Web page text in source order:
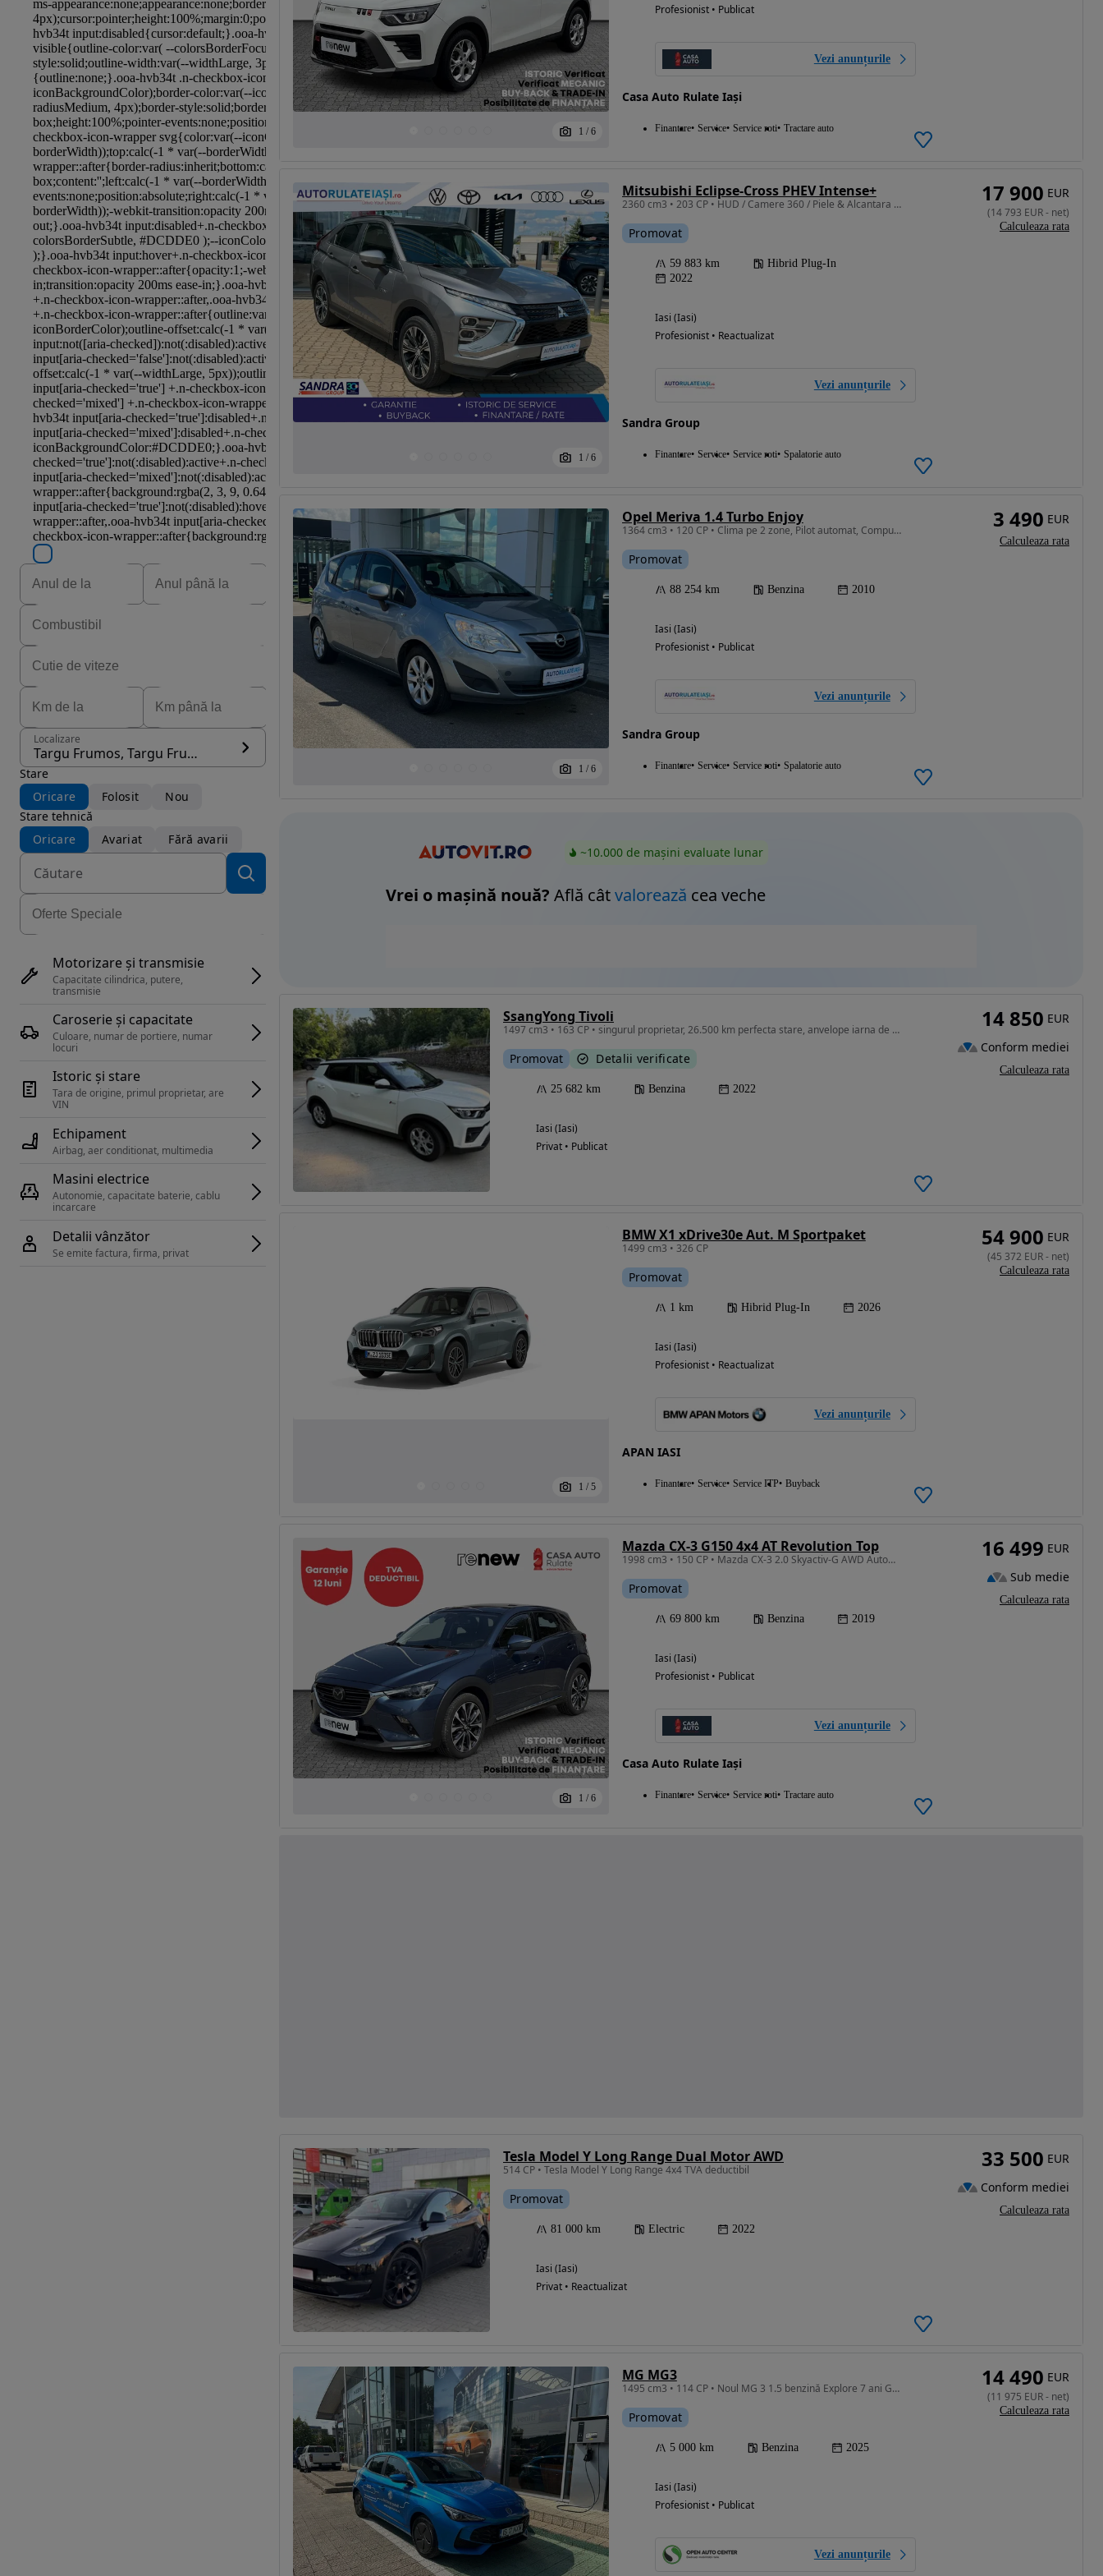
finantare
Localizare
Targu Frumos, Targu Frumos
Stare
Oricare
Folosit
Nou
Stare tehnică
Oricare
Avariat Fără avarii
Motorizare și transmisie
Capacitate cilindrica, putere,
transmisie
Caroserie și capacitate
Culoare, numar de portiere, numar
locuri
Istoric și stare
Tara de origine, primul proprietar, are
Echipament
Airbag, aer conditionat, multimedia
Masini electrice
Autonomie, capacitate baterie, cablu
Detalii vânzător
Se emite factura, firma, privat
1 / 6
Profesionist • Publicat
Vezi anunțurile
Casa Auto Rulate Iași
Finantare Service Service roti Tractare auto
1 / 6
Mitsubishi Eclipse-Cross PHEV Intense+
2360 cm3 • 203 CP • HUD / Camere 360 / Piele & Alcantara / LED / Priza 220V
Promovat
59 883 km
Hibrid Plug-In
2022
Iasi (Iasi)
Profesionist • Reactualizat
Vezi anunțurile
Sandra Group
Finantare Service Service roti Spalatorie auto
17 900 EUR
(14 793 EUR- net)
Calculeaza rata
1 / 6
Opel Meriva 1.4 Turbo Enjoy
1364 cm3 • 120 CP • Clima pe 2 zone, Pilot automat, Computer bord, Volan piele
Promovat
88 254 km Benzina 2010
Iasi (Iasi)
Profesionist • Publicat
Vezi anunțurile
Sandra Group
Finantare Service Service roti Spalatorie auto
3 490 EUR
Calculeaza rata
~10.000 de mașini evaluate lunar
Vrei o mașină nouă? Află câtvalorează cea veche
SsangYong Tivoli
1497 cm3 • 163 CP • singurul proprietar, 26.500 km perfecta stare, anvelope iarna de schim
Promovat Detalii verificate
25 682 km Benzina 2022
Iasi (Iasi)
Privat • Publicat
14 850 EUR
Conform mediei
Calculeaza rata
1 / 5
BMW X1 xDrive30e Aut. M Sportpaket
1499 cm3 • 326 CP
Promovat
1 km Hibrid Plug-In 2026
Iasi (Iasi)
Profesionist • Reactualizat
Vezi anunțurile
APAN IASI
Finantare Service Service ITP Buyback
54 900 EUR
(45 372 EUR- net)
Calculeaza rata
1 / 6
Mazda CX-3 G150 4x4 AT Revolution Top
1998 cm3 • 150 CP • Mazda CX-3 2.0 Skyactiv-G AWD Automată – 150 CP
Promovat
69 800 km Benzina 2019
Iasi (Iasi)
Profesionist • Publicat
Vezi anunțurile
Casa Auto Rulate Iași
Finantare Service Service roti Tractare auto
16 499 EUR
Sub medie
Calculeaza rata
Tesla Model Y Long Range Dual Motor AWD
514 CP • Tesla Model Y Long Range 4x4 TVA deductibil
Promovat
81 000 km Electric 2022
Iasi (Iasi)
Privat • Reactualizat
33 500 EUR
Conform mediei
Calculeaza rata
MG MG3
1495 cm3 • 114 CP • Noul MG 3 1.5 benzină Explore 7 ani Garanție Finanțare
Promovat
5 000 km Benzina 2025
Iasi (Iasi)
Profesionist • Publicat
Vezi anunțurile
14 490 EUR
(11 975 EUR- net)
Calculeaza rata